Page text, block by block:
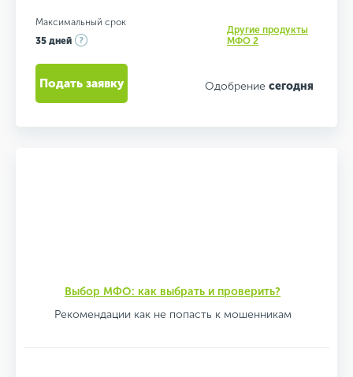
Максимальный срок
35 дней
Другие продукты
МФО 2
Одобрение сегодня
Подать заявку
Выбор МФО: как выбрать и проверить?
Рекомендации как не попасть к мошенникам